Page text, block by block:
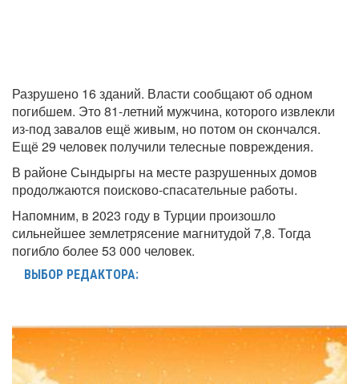
Разрушено 16 зданий. Власти сообщают об одном
погибшем. Это 81-летний мужчина, которого извлекли
из-под завалов ещё живым, но потом он скончался.
Ещё 29 человек получили телесные повреждения.
В районе Сындыргы на месте разрушенных домов
продолжаются поисково-спасательные работы.
Напомним, в 2023 году в Турции произошло
сильнейшее землетрясение магнитудой 7,8. Тогда
погибло более 53 000 человек.
ВЫБОР РЕДАКТОРА: